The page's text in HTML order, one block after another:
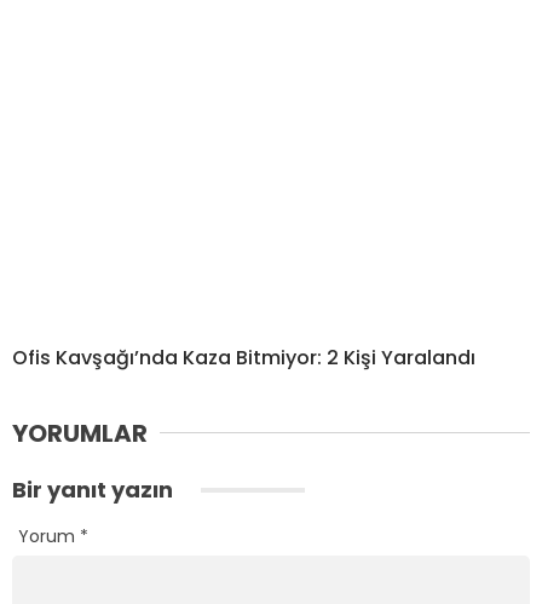
Ofis Kavşağı’nda Kaza Bitmiyor: 2 Kişi Yaralandı
YORUMLAR
Bir yanıt yazın
Yorum *